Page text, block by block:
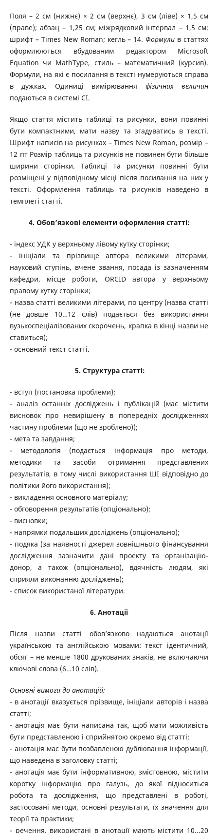
Поля – 2 см (нижнє) × 2 см (верхнє), 3 см (ліве) × 1,5 см
(праве); абзац – 1,25 см; міжрядковий інтервал – 1,5 см;
шрифт – Times New Roman; кегль – 14. Формули в статтях
оформлюються вбудованим редактором Microsoft
Equation чи MathType, стиль – математичний (курсив).
Формули, на які є посилання в тексті нумеруються справа
в дужках. Одиниці вимірювання фізичних величин
подаються в системі СІ.
Якщо стаття містить таблиці та рисунки, вони повинні
бути компактними, мати назву та згадуватись в тексті.
Шрифт написів на рисунках – Times New Roman, розмір –
12 пт Розмір таблиць та рисунків не повинен бути більше
ширини сторінки. Таблиці та рисунки повинні бути
розміщені у відповідному місці після посилання на них у
тексті. Оформлення таблиць та рисунків наведено в
темплеті статті.
4. Обов’язкові елементи оформлення статті:
- індекс УДК у верхньому лівому кутку сторінки;
- ініціали та прізвище автора великими літерами,
науковий ступінь, вчене звання, посада із зазначенням
кафедри, місце роботи, ORCID автора у верхньому
правому кутку сторінки;
- назва статті великими літерами, по центру (назва статті
(не довше 10…12 слів) подається без використання
вузькоспеціалізованих скорочень, крапка в кінці назви не
ставиться);
- основний текст статті.
5. Структура статті:
- вступ (постановка проблеми);
- аналіз останніх досліджень і публікацій (має містити
висновок про невирішену в попередніх дослідженнях
частину проблеми (що не зроблено));
- мета та завдання;
- методологія (подається інформація про методи,
методики та засоби отримання представлених
результатів, в тому числі використання ШІ відповідно до
політики його використання);
- викладення основного матеріалу;
- обговорення результатів (опціонально);
- висновки;
- напрямки подальших досліджень (опціонально);
- подяка (за наявності джерел зовнішнього фінансування
дослідження зазначити дані проекту та організацію-
донор, а також (опціонально), вдячність людям, які
сприяли виконанню досліджень);
- список використаної літератури.
6. Анотації
Після назви статті обов’язково надаються анотації
українською та англійською мовами: текст ідентичний,
обсяг – не менше 1800 друкованих знаків, не включаючи
ключові слова (6…10 слів).
Основні вимоги до анотацій:
- в анотації вказується прізвище, ініціали авторів і назва
статті;
- анотація має бути написана так, щоб мати можливість
бути представленою і сприйнятою окремо від статті;
- анотація має бути позбавленою дублювання інформації,
що наведена в заголовку статті;
- анотація має бути інформативною, змістовною, містити
коротку інформацію про галузь, до якої відноситься
робота та дослідження, що представлені в роботі,
застосовані методи, основні результати, їх значення для
теорії та практики;
- речення, використані в анотації мають містити 10...20